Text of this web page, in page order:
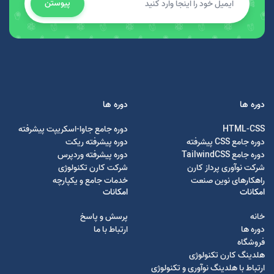
پیوستن
دوره ها
HTML-CSS
دوره جامع CSS پیشرفته
دوره جامع TailwindCSS
شرکت نوآوری پرداز کارن
راهکارهای نوین صنعت
دوره ها
دوره جامع جاوا-اسکریپت پیشرفته
دوره پیشرفته ریکت
دوره پیشرفته وردپرس
شرکت کارن تکنولوژی
خدمات جامع و یکپارچه
امکانات
خانه
دوره ها
فروشگاه
هلدینگ کارن تکنولوژی
ارتباط با هلدینگ نوآوری و تکنولوژی
امکانات
پرسش و پاسخ
ارتباط با ما